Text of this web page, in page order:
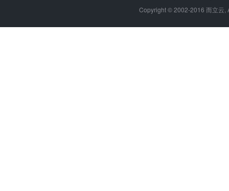
Copyright © 2002-2016 而立云